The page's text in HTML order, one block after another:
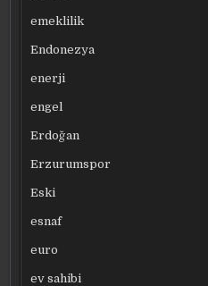
emeklilik
Endonezya
enerji
engel
Erdoğan
Erzurumspor
Eski
esnaf
euro
ev sahibi